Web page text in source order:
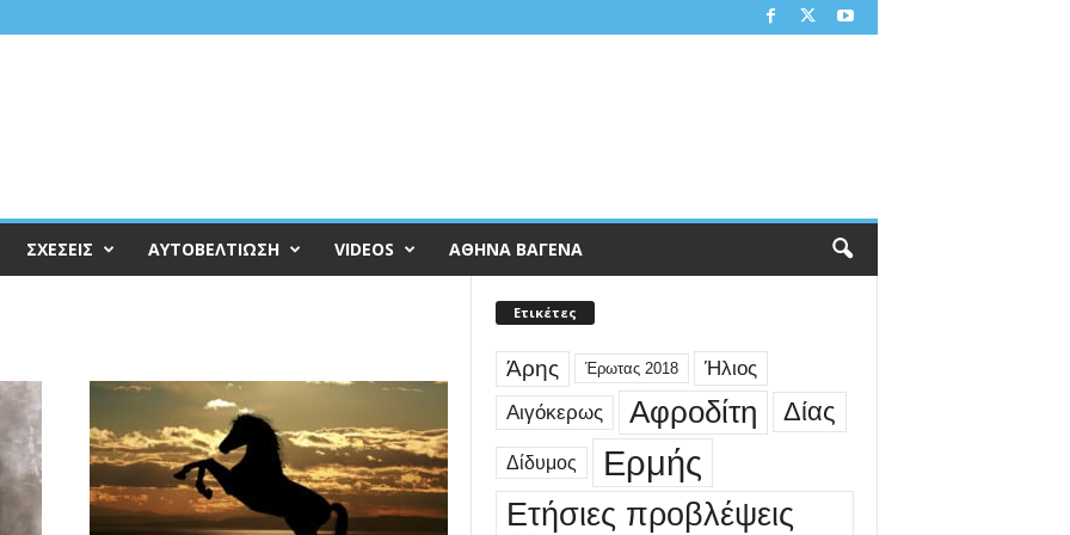
ΣΧΕΣΕΙΣ ΑΥΤΟΒΕΛΤΙΩΣΗ VIDEOS ΑΘΗΝΑ ΒΑΓΕΝΑ
Ετικέτες
Άρης Έρωτας 2018
Ήλιος
Αιγόκερως
Αφροδίτη Δίας
Δίδυμος Ερμής
Ετήσιες προβλέψεις